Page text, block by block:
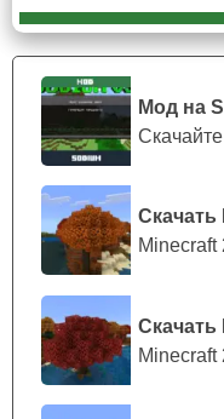
Мод на
Скачать
Minecraft
Скачать
Интересно, что
устанавливать
полноценную
Если игроки желают
входят специальная
баскетбол для Minecraft
Тренировка
С мод на баскетбол
хочется заняться
Например,